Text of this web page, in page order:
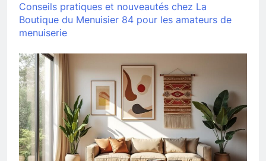
Conseils pratiques et nouveautés chez La
Boutique du Menuisier 84 pour les amateurs de
menuiserie